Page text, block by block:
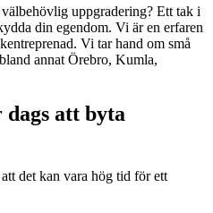
uppgradering? Ett tak i
din egendom. Vi är en erfaren
Vi tar hand om små
annat Örebro, Kumla,
dags att byta
det kan vara hög tid för ett